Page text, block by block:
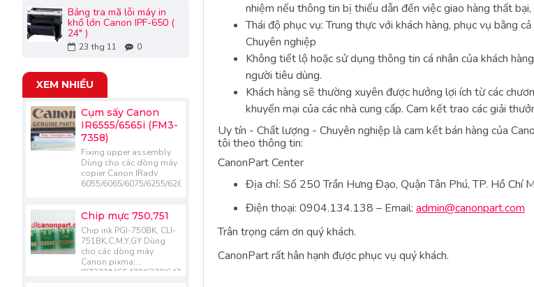
Bảng tra mã lỗi máy in
khổ lớn Canon IPF-650 (
24" )
23 thg 11 0
XEM NHIỀU
Cụm sấy Canon
IR6555/6565i (FM3-
7358)
Fixing upper assembly
Dùng cho các dòng máy
copier Canon IRadv
6055/6065/6075/6255/6265/6275/6555/6565/6575..
Chip mực 750,751
Chip ink PGI-750BK, CLI-
751BK,C,M,Y,GY Dùng
cho các dòng máy
Canon pixma:
IP7270/MG5470/6370/6470/7170
nhiệm nếu thông tin bị thiếu dẫn đến việc giao hàng thất
Thái độ phục vụ: Trung thực với khách hàng, phục vụ
Chuyên nghiệp
Không tiết lộ hoặc sử dụng thông tin cá nhân của khách
người tiêu dùng.
Khách hàng sẽ thường xuyên được hưởng lợi ích từ các
khuyến mại của các nhà cung cấp. Cam kết trao các giải
Uy tín - Chất lượng - Chuyên nghiệp là cam kết bán hàng của
tôi theo thông tin:
CanonPart Center
Địa chỉ: Số 250 Trần Hưng Đạo, Quận Tân Phú, TP. Hồ Chí
Điện thoại: 0904.134.138 – Email: admin@canonpart.com
Trân trọng cám ơn quý khách.
CanonPart rất hân hạnh được phục vụ quý khách.